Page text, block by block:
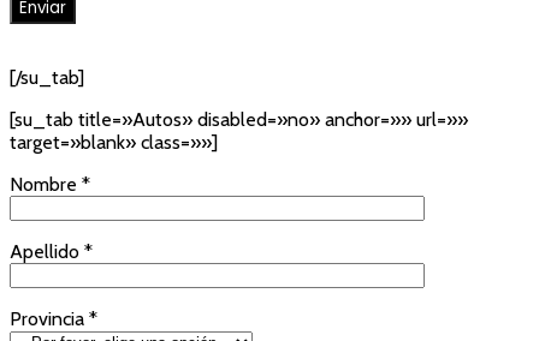
[/su_tab]
[su_tab title=»Autos» disabled=»no» anchor=»» url=»»
target=»blank» class=»»]
Nombre *
Apellido *
Provincia *